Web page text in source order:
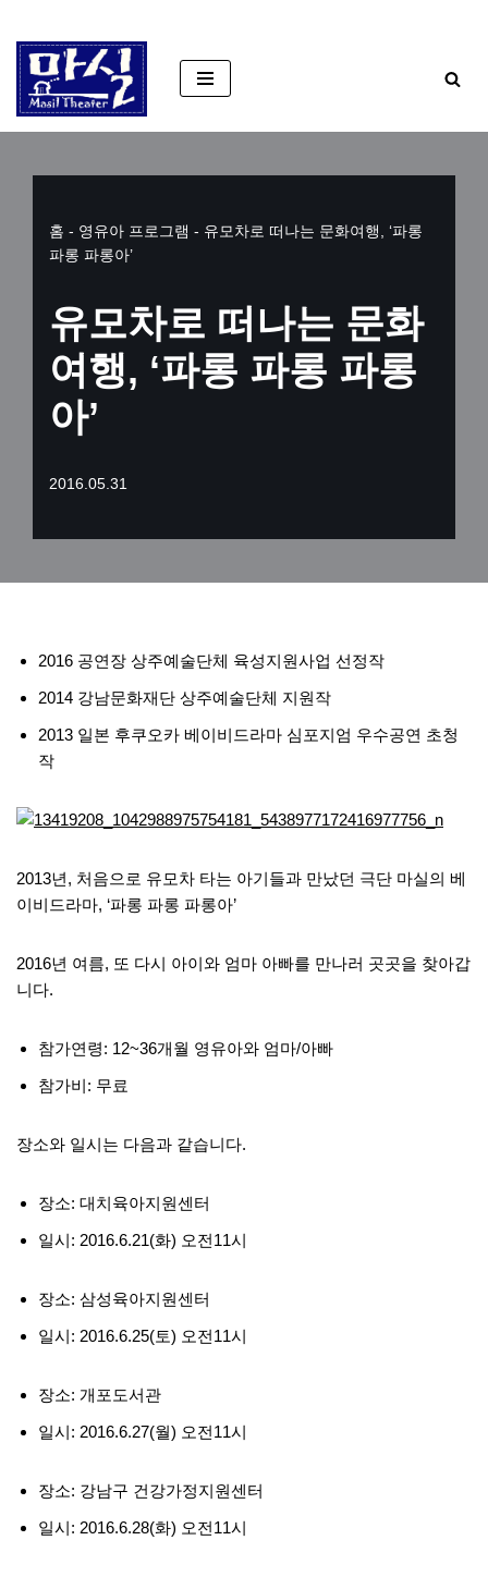
콘
텐
츠
홈 - 영유아 프로그램 - 유모차로 떠나는 문화여행, ‘파롱
파롱 파롱아’
유모차로 떠나는 문화
여행, ‘파롱 파롱 파롱
아’
2016.05.31
2016 공연장 상주예술단체 육성지원사업 선정작
2014 강남문화재단 상주예술단체 지원작
2013 일본 후쿠오카 베이비드라마 심포지엄 우수공연 초청
작
2013년, 처음으로 유모차 타는 아기들과 만났던 극단 마실의 베
이비드라마, ‘파롱 파롱 파롱아’
2016년 여름, 또 다시 아이와 엄마 아빠를 만나러 곳곳을 찾아갑
니다.
참가연령: 12~36개월 영유아와 엄마/아빠
참가비: 무료
장소와 일시는 다음과 같습니다.
장소: 대치육아지원센터
일시: 2016.6.21(화) 오전11시
장소: 삼성육아지원센터
일시: 2016.6.25(토) 오전11시
장소: 개포도서관
일시: 2016.6.27(월) 오전11시
장소: 강남구 건강가정지원센터
일시: 2016.6.28(화) 오전11시